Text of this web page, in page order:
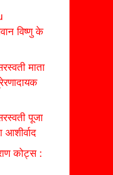
विष्णु के
माता
पूजा
कोट्स :